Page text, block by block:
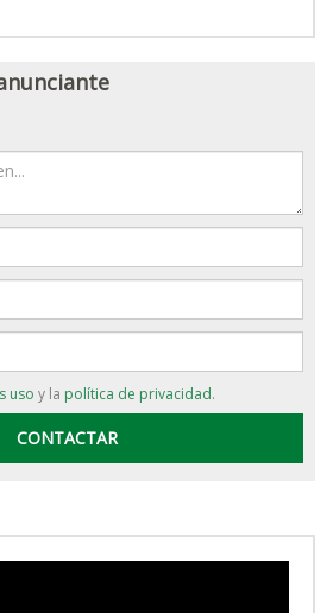
uso y la política de privacidad.